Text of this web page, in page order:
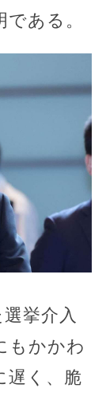
ある。
挙介入
もかかわ
遅く、脆